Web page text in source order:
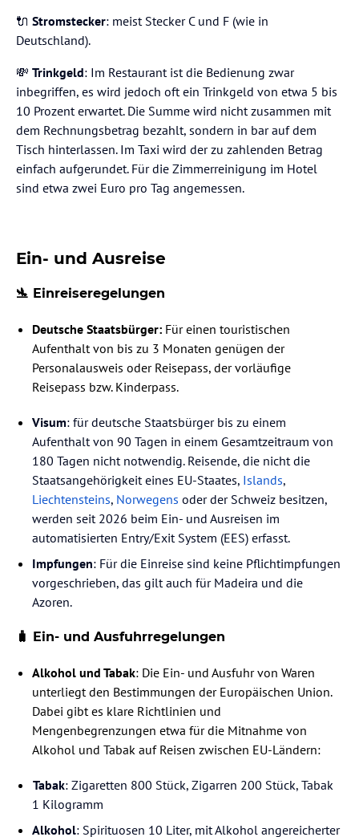
🔌 Stromstecker: meist Stecker C und F (wie in
Deutschland).
💸 Trinkgeld: Im Restaurant ist die Bedienung zwar
inbegriffen, es wird jedoch oft ein Trinkgeld von etwa 5 bis
10 Prozent erwartet. Die Summe wird nicht zusammen mit
dem Rechnungsbetrag bezahlt, sondern in bar auf dem
Tisch hinterlassen. Im Taxi wird der zu zahlenden Betrag
einfach aufgerundet. Für die Zimmerreinigung im Hotel
sind etwa zwei Euro pro Tag angemessen.
Ein- und Ausreise
🛬 Einreiseregelungen
Deutsche Staatsbürger: Für einen touristischen
Aufenthalt von bis zu 3 Monaten genügen der
Personalausweis oder Reisepass, der vorläufige
Reisepass bzw. Kinderpass.
Visum: für deutsche Staatsbürger bis zu einem
Aufenthalt von 90 Tagen in einem Gesamtzeitraum von
180 Tagen nicht notwendig. Reisende, die nicht die
Staatsangehörigkeit eines EU-Staates, Islands,
Liechtensteins, Norwegens oder der Schweiz besitzen,
werden seit 2026 beim Ein- und Ausreisen im
automatisierten Entry/Exit System (EES) erfasst.
Impfungen: Für die Einreise sind keine Pflichtimpfungen
vorgeschrieben, das gilt auch für Madeira und die
Azoren.
🧳 Ein- und Ausfuhrregelungen
Alkohol und Tabak: Die Ein- und Ausfuhr von Waren
unterliegt den Bestimmungen der Europäischen Union.
Dabei gibt es klare Richtlinien und
Mengenbegrenzungen etwa für die Mitnahme von
Alkohol und Tabak auf Reisen zwischen EU-Ländern:
Tabak: Zigaretten 800 Stück, Zigarren 200 Stück, Tabak
1 Kilogramm
Alkohol: Spirituosen 10 Liter, mit Alkohol angereicherter